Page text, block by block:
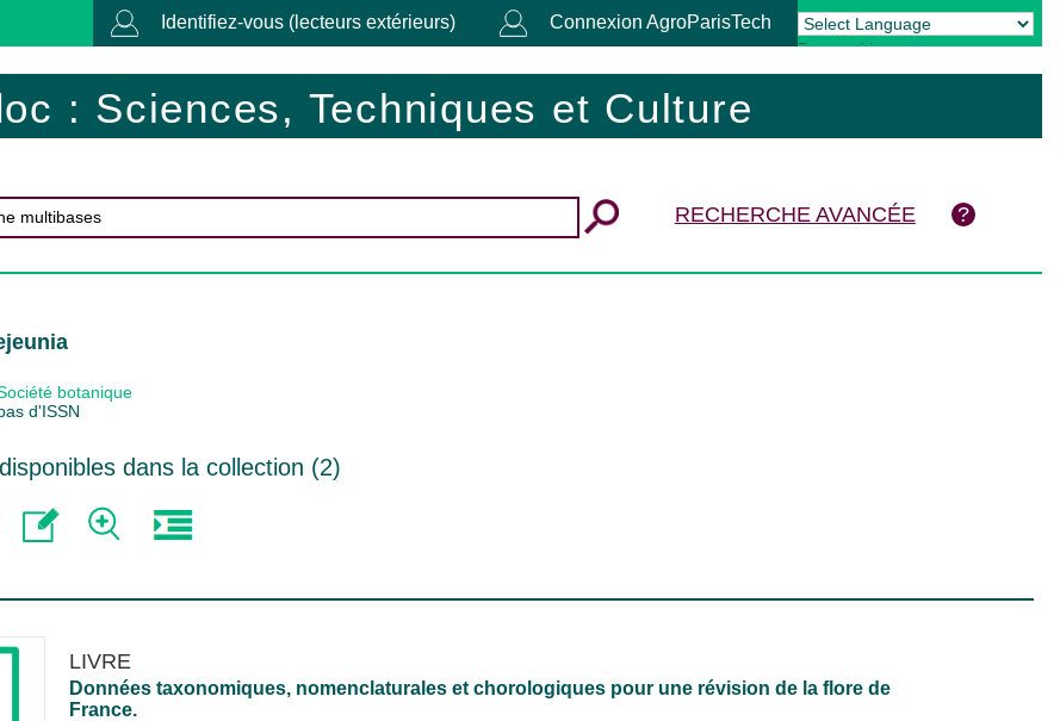
Identifiez-vous (lecteurs extérieurs) Connexion AgroParisTech
Powered by Translate
: Sciences, Techniques et Culture
RECHERCHE AVANCÉE
botanique
d'ISSN
dans la collection (2)
LIVRE
Données taxonomiques, nomenclaturales et chorologiques pour une révision de la flore de
France.